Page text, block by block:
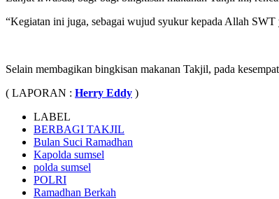
“Kegiatan ini juga, sebagai wujud syukur kepada Allah SWT
Selain membagikan bingkisan makanan Takjil, pada
( LAPORAN : Herry Eddy )
LABEL
BERBAGI TAKJIL
Bulan Suci Ramadhan
Kapolda sumsel
polda sumsel
POLRI
Ramadhan Berkah